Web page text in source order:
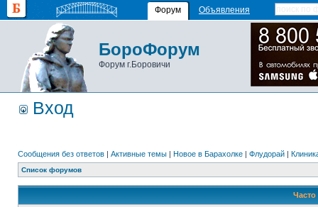
Форум Объявления
БороФорум
Форум г.Боровичи
Вход
Сообщения без ответов | Активные темы | Новое в Барахолке | Флудорай |
Список форумов